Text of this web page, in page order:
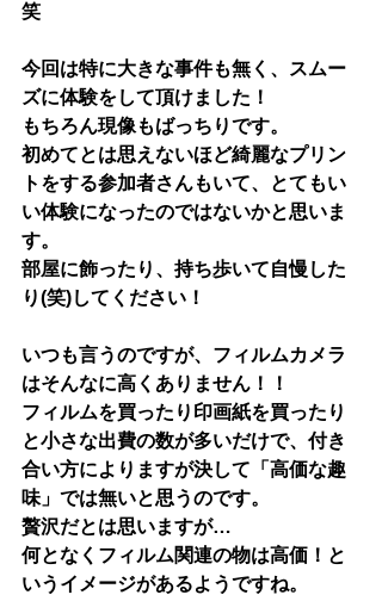
笑
今回は特に大きな事件も無く、スムー
ズに体験をして頂けました！
もちろん現像もばっちりです。
初めてとは思えないほど綺麗なプリン
トをする参加者さんもいて、とてもい
い体験になったのではないかと思いま
す。
部屋に飾ったり、持ち歩いて自慢した
り(笑)してください！
いつも言うのですが、フィルムカメラ
はそんなに高くありません！！
フィルムを買ったり印画紙を買ったり
と小さな出費の数が多いだけで、付き
合い方によりますが決して「高価な趣
味」では無いと思うのです。
贅沢だとは思いますが…
何となくフィルム関連の物は高価！と
いうイメージがあるようですね。